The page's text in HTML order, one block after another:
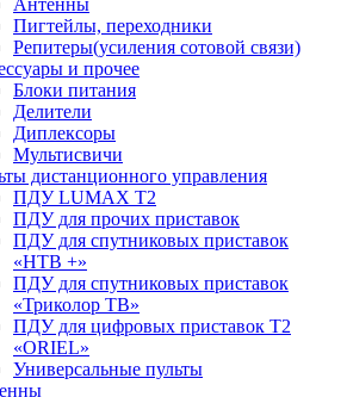
Антенны
Пигтейлы, переходники
Репитеры(усиления сотовой связи)
и прочее
Блоки питания
Делители
Диплексоры
Мультисвичи
дистанционного управления
ПДУ LUMAX Т2
ПДУ для прочих приставок
ПДУ для спутниковых приставок
«НТВ +»
ПДУ для спутниковых приставок
«Триколор ТВ»
ПДУ для цифровых приставок Т2
«ORIEL»
Универсальные пульты